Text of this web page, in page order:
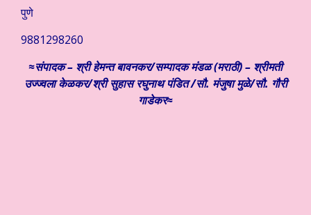
पुणे
9881298260
≈संपादक – श्री हेमन्त बावनकर/सम्पादक मंडळ (मराठी) – श्रीमती
उज्ज्वला केळकर/श्री सुहास रघुनाथ पंडित /सौ. मंजुषा मुळे/सौ. गौरी
गाडेकर≈